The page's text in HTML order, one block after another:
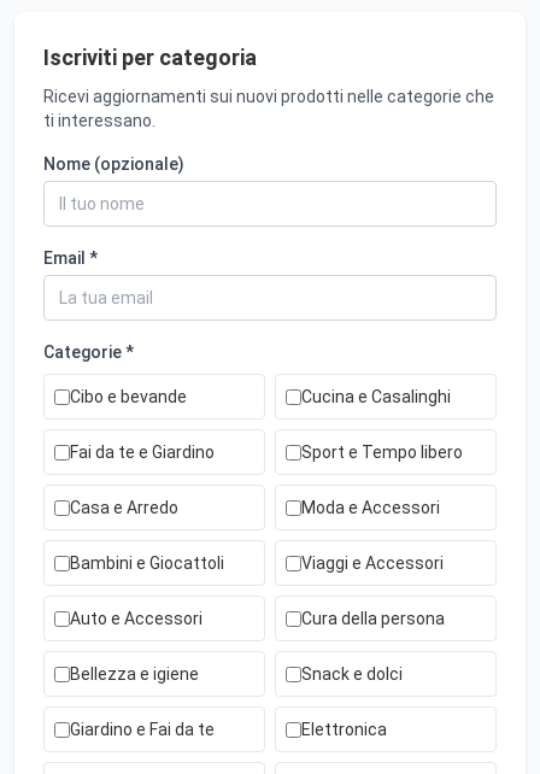
Iscriviti per categoria
Ricevi aggiornamenti sui nuovi prodotti nelle categorie che
ti interessano.
Nome (opzionale)
Email *
Categorie *
Cibo e bevande Cucina e Casalinghi
Fai da te e Giardino Sport e Tempo libero
Casa e Arredo Moda e Accessori
Bambini e Giocattoli Viaggi e Accessori
Auto e Accessori Cura della persona
Bellezza e igiene Snack e dolci
Giardino e Fai da te Elettronica